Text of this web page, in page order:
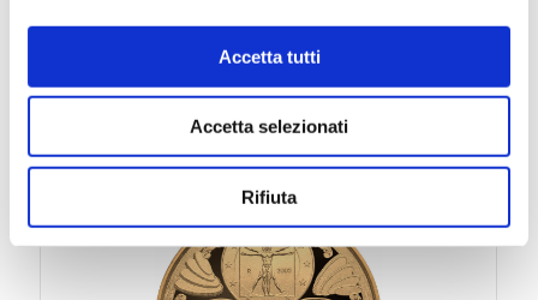
Accetta tutti
Accetta selezionati
Rifiuta